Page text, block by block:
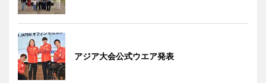
アジア大会公式ウエア発表